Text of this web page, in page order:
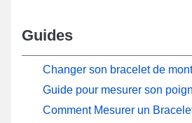
Guides
Changer son bracelet de
Guide pour mesurer son
Comment Mesurer un